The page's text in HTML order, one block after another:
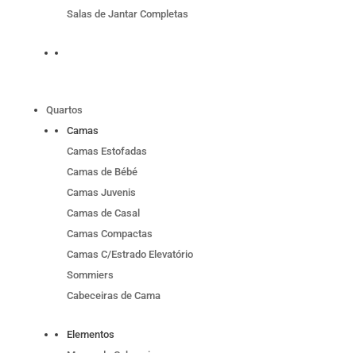
Salas de Jantar Completas
Quartos
Camas
Camas Estofadas
Camas de Bébé
Camas Juvenis
Camas de Casal
Camas Compactas
Camas C/Estrado Elevatório
Sommiers
Cabeceiras de Cama
Elementos